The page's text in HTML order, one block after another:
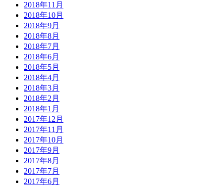
2018年11月
2018年10月
2018年9月
2018年8月
2018年7月
2018年6月
2018年5月
2018年4月
2018年3月
2018年2月
2018年1月
2017年12月
2017年11月
2017年10月
2017年9月
2017年8月
2017年7月
2017年6月